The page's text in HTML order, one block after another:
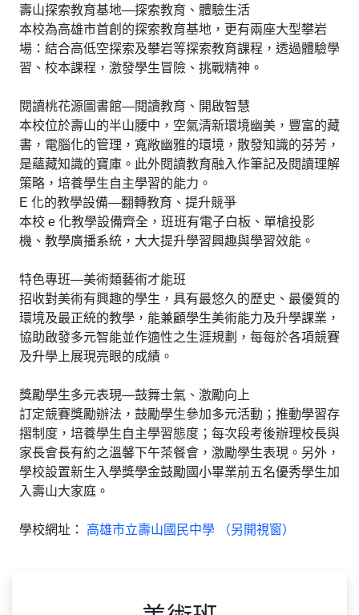
壽山探索教育基地—探索教育、體驗生活
本校為高雄市首創的探索教育基地，更有兩座大型攀岩
場：結合高低空探索及攀岩等探索教育課程，透過體驗學
習、校本課程，激發學生冒險、挑戰精神。
閱讀桃花源圖書館—閱讀教育、開啟智慧
本校位於壽山的半山腰中，空氣清新環境幽美，豐富的藏
書，電腦化的管理，寬敞幽雅的環境，散發知識的芬芳，
是蘊藏知識的寶庫。此外閱讀教育融入作筆記及閱讀理解
策略，培養學生自主學習的能力。
E 化的教學設備—翻轉教育、提升競爭
本校 e 化教學設備齊全，班班有電子白板、單槍投影
機、教學廣播系統，大大提升學習興趣與學習效能。
特色專班—美術類藝術才能班
招收對美術有興趣的學生，具有最悠久的歷史、最優質的
環境及最正統的教學，能兼顧學生美術能力及升學課業，
協助啟發多元智能並作適性之生涯規劃，每每於各項競賽
及升學上展現亮眼的成績。
獎勵學生多元表現—鼓舞士氣、激勵向上
訂定競賽獎勵辦法，鼓勵學生參加多元活動；推動學習存
摺制度，培養學生自主學習態度；每次段考後辦理校長與
家長會長有約之溫馨下午茶餐會，激勵學生表現。另外，
學校設置新生入學獎學金鼓勵國小畢業前五名優秀學生加
入壽山大家庭。
學校網址： 高雄市立壽山國民中學 （另開視窗）